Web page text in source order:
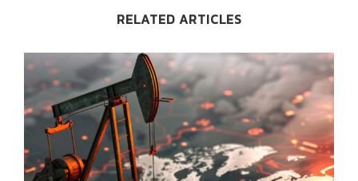
RELATED ARTICLES